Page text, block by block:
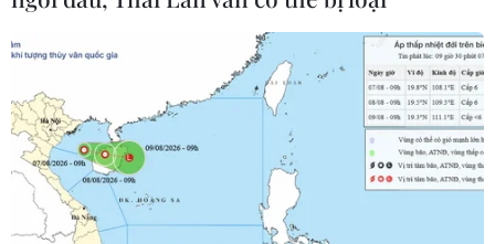
Đề xuất trợ cấp một lần cho giáo viên
mầm non đã nghỉ công tác chưa
hưởng chế độ
05/08/2026 14:59
Chính sách khuyến khích doanh